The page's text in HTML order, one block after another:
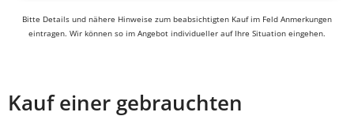
Bitte Details und nähere Hinweise zum beabsichtigten Kauf im Feld Anmerkungen
eintragen. Wir können so im Angebot individueller auf Ihre Situation eingehen.
Kauf einer gebrauchten